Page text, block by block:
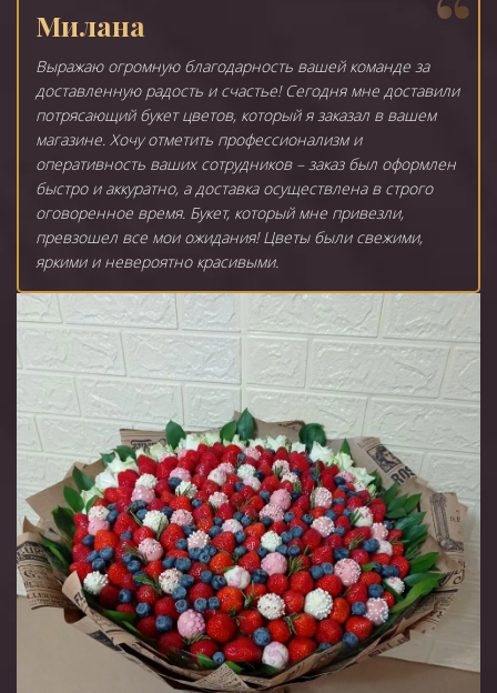
Милана
Выражаю огромную благодарность вашей команде за
доставленную радость и счастье! Сегодня мне доставили
потрясающий букет цветов, который я заказал в вашем
магазине. Хочу отметить профессионализм и
оперативность ваших сотрудников – заказ был оформлен
быстро и аккуратно, а доставка осуществлена в строго
оговоренное время. Букет, который мне привезли,
превзошел все мои ожидания! Цветы были свежими,
яркими и невероятно красивыми.